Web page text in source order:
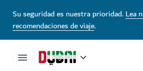
Su seguridad es nuestra prioridad.Lea
recomendaciones de viaje.